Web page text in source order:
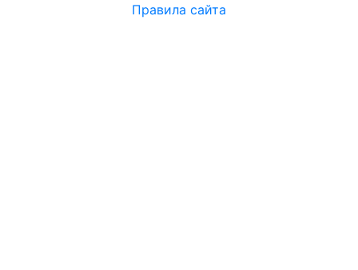
Правила сайта